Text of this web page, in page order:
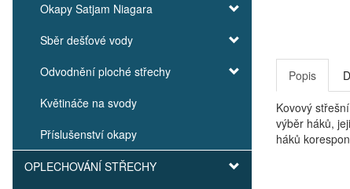
Okapy Satjam Niagara
Sběr dešťové vody
Odvodnění ploché střechy
Květináče na svody
Příslušenství okapy
OPLECHOVÁNÍ STŘECHY
Popis
Kovový
výběr háků,
háků